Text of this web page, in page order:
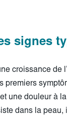
signes
croissance de
premiers
une douleur à
dans la peau,